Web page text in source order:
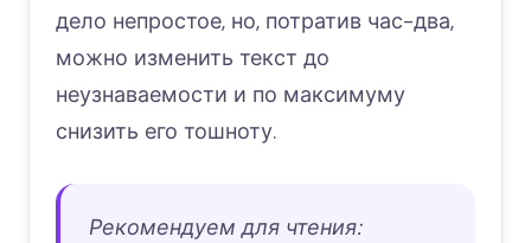
дело непростое, но, потратив час-два,
можно изменить текст до
неузнаваемости и по максимуму
снизить его тошноту.
Рекомендуем для чтения: